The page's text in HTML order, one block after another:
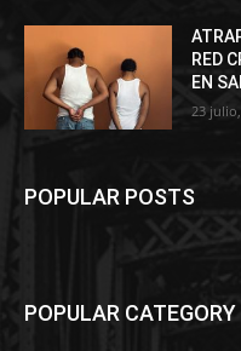
RED
EN
23
POPULAR POSTS
POPULAR CATEGORY